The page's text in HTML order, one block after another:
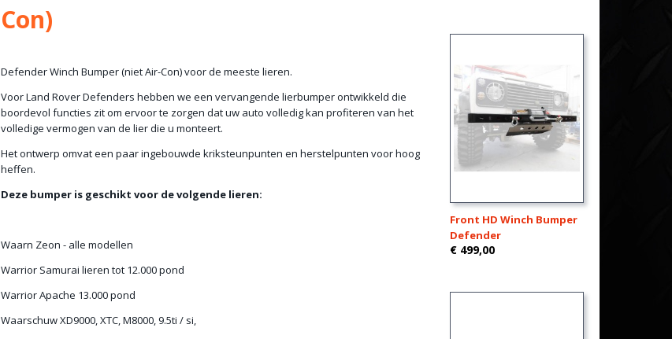
Con)
Defender Winch Bumper (niet Air-Con) voor de meeste lieren.
Voor Land Rover Defenders hebben we een vervangende lierbumper ontwikkeld die
boordevol functies zit om ervoor te zorgen dat uw auto volledig kan profiteren van het
volledige vermogen van de lier die u monteert.
Het ontwerp omvat een paar ingebouwde kriksteunpunten en herstelpunten voor hoog
heffen.
Deze bumper is geschikt voor de volgende lieren:
Waarn Zeon - alle modellen
Warrior Samurai lieren tot 12.000 pond
Warrior Apache 13.000 pond
Waarschuw XD9000, XTC, M8000, 9.5ti / si,
Front HD Winch Bumper
Defender
€ 499,00